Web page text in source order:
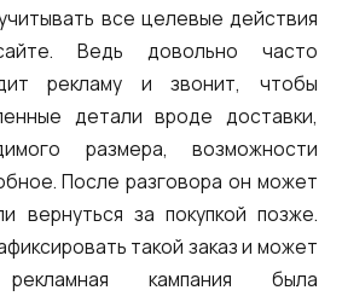
все целевые действия
Ведь довольно часто
рекламу и звонит, чтобы
детали вроде доставки,
размера, возможности
После разговора он может
вернуться за покупкой позже.
такой заказ и может
кампания была